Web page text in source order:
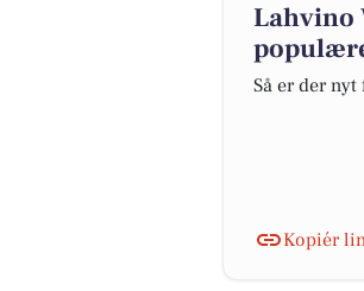
Lahvino
Så er der
Kopiér